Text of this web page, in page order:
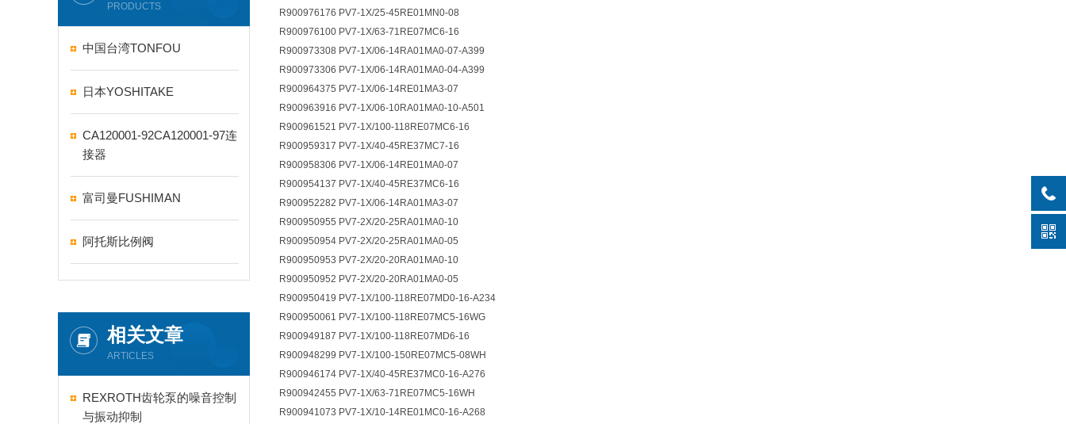
PRODUCTS
中国台湾TONFOU
日本YOSHITAKE
CA120001-92CA120001-97连
接器
富司曼FUSHIMAN
阿托斯比例阀
相关文章
ARTICLES
REXROTH齿轮泵的噪音控制
与振动抑制
R900976176 PV7-1X/25-45RE01MN0-08
R900976100 PV7-1X/63-71RE07MC6-16
R900973308 PV7-1X/06-14RA01MA0-07-A399
R900973306 PV7-1X/06-14RA01MA0-04-A399
R900964375 PV7-1X/06-14RE01MA3-07
R900963916 PV7-1X/06-10RA01MA0-10-A501
R900961521 PV7-1X/100-118RE07MC6-16
R900959317 PV7-1X/40-45RE37MC7-16
R900958306 PV7-1X/06-14RE01MA0-07
R900954137 PV7-1X/40-45RE37MC6-16
R900952282 PV7-1X/06-14RA01MA3-07
R900950955 PV7-2X/20-25RA01MA0-10
R900950954 PV7-2X/20-25RA01MA0-05
R900950953 PV7-2X/20-20RA01MA0-10
R900950952 PV7-2X/20-20RA01MA0-05
R900950419 PV7-1X/100-118RE07MD0-16-A234
R900950061 PV7-1X/100-118RE07MC5-16WG
R900949187 PV7-1X/100-118RE07MD6-16
R900948299 PV7-1X/100-150RE07MC5-08WH
R900946174 PV7-1X/40-45RE37MC0-16-A276
R900942455 PV7-1X/63-71RE07MC5-16WH
R900941073 PV7-1X/10-14RE01MC0-16-A268